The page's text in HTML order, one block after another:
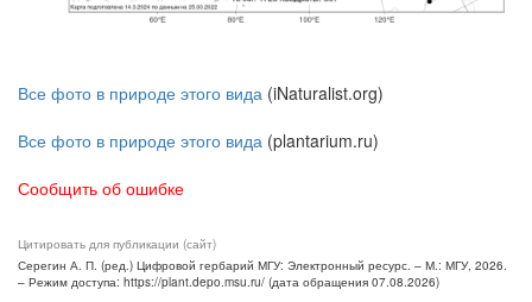
Все фото в природе этого вида (iNaturalist.org)
Все фото в природе этого вида (plantarium.ru)
Сообщить об ошибке
Цитировать для публикации (сайт)
Серегин А. П. (ред.) Цифровой гербарий МГУ: Электронный ресурс. – М.: МГУ, 2026.
– Режим доступа: https://plant.depo.msu.ru/ (дата обращения 07.08.2026)